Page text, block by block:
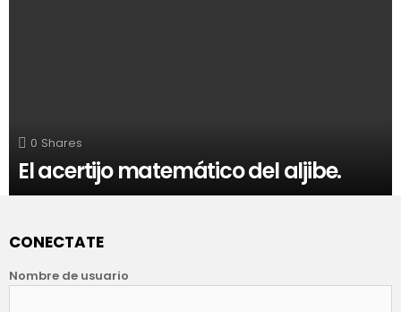
0 Shares
El acertijo matemático del aljibe.
CONECTATE
Nombre de usuario